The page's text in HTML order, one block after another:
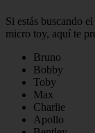
Si estás buscando
micro toy, aquí te
Bruno
Bobby
Toby
Max
Charlie
Apollo